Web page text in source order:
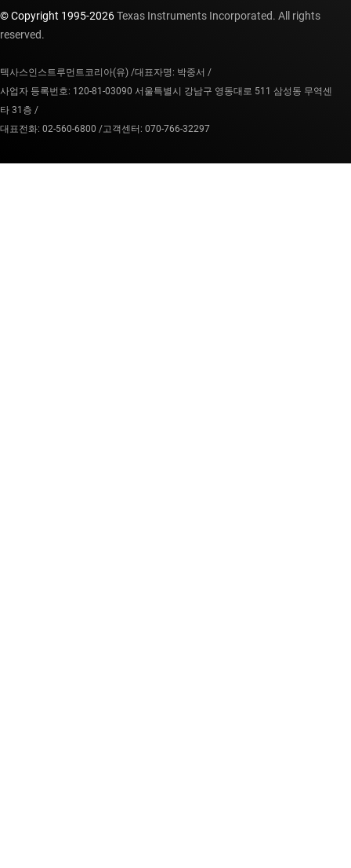
© Copyright 1995-2026Texas Instruments Incorporated. All rights
reserved.
텍사스인스트루먼트코리아(유) /대표자명: 박중서 /
사업자 등록번호: 120-81-03090 서울특별시 강남구 영동대로 511 삼성동 무역센
타 31층 /
대표전화: 02-560-6800 /고객센터: 070-766-32297